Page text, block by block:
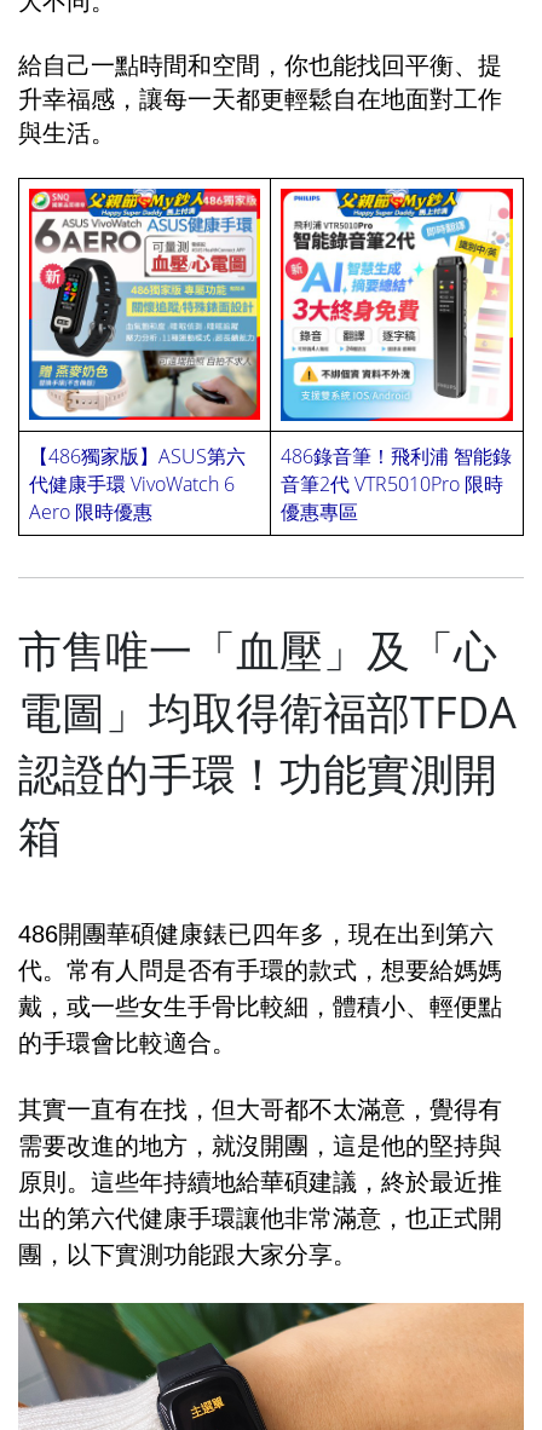
給自己一點時間和空間，你也能找回平衡、提
升幸福感，讓每一天都更輕鬆自在地面對工作
與生活。
【486獨家版】ASUS第六
代健康手環 VivoWatch 6
Aero 限時優惠
486錄音筆！飛利浦 智能錄
音筆2代 VTR5010Pro 限時
優惠專區
市售唯一「血壓」及「心
電圖」均取得衛福部TFDA
認證的手環！功能實測開
箱
486開團華碩健康錶已四年多，現在出到第六
代。常有人問是否有手環的款式，想要給媽媽
戴，或一些女生手骨比較細，體積小、輕便點
的手環會比較適合。
其實一直有在找，但大哥都不太滿意，覺得有
需要改進的地方，就沒開團，這是他的堅持與
原則。這些年持續地給華碩建議，終於最近推
出的第六代健康手環讓他非常滿意，也正式開
團，以下實測功能跟大家分享。